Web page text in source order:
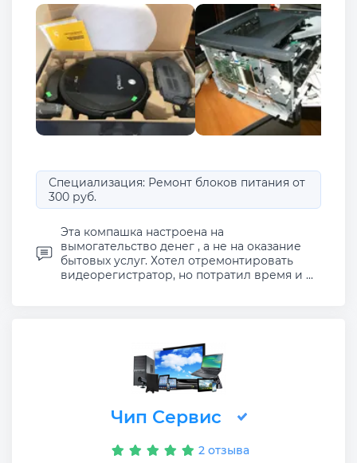
Специализация: Ремонт блоков питания от
300 руб.
Эта компашка настроена на
вымогательство денег , а не на оказание
бытовых услуг. Хотел отремонтировать
видеорегистратор, но потратил время и ...
Чип Сервис
2 отзыва